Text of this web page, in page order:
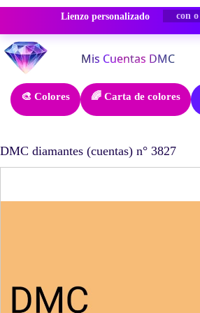
Lienzo personalizado -50%
Saltar
al
contenido
🎨 Colores 🌈 Carta de colores
DMC diamantes (cuentas) n° 3827